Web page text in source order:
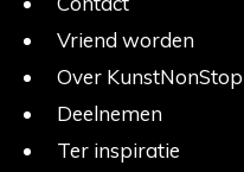
Vriend worden
Over KunstNonStop
Deelnemen
Ter inspiratie